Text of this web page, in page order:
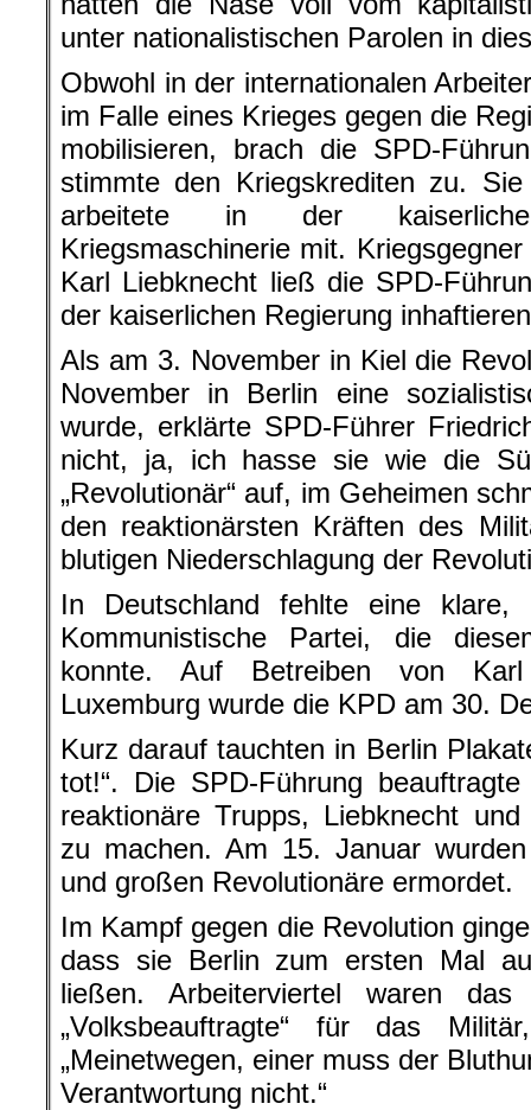
unter nationalistischen Parolen in
Obwohl in der internationalen
im Falle eines Krieges gegen die
mobilisieren, brach die SPD-
stimmte den Kriegskrediten zu.
arbeitete in der
Kriegsmaschinerie mit.
Karl Liebknecht ließ die SPD-
der kaiserlichen Regierung
Als am 3. November in Kiel die
November in Berlin eine
wurde, erklärte SPD-Führer
nicht, ja, ich hasse sie wie die
„Revolutionär“ auf, im Geheimen
den reaktionärsten Kräften des
blutigen Niederschlagung der
In Deutschland fehlte eine klare,
Kommunistische Partei, die
konnte. Auf Betreiben von
Luxemburg wurde die KPD am 30.
Kurz darauf tauchten in Berlin
tot!“. Die SPD-Führung
reaktionäre Trupps, Liebknecht und
zu machen. Am 15. Januar
und großen Revolutionäre ermordet.
Im Kampf gegen die Revolution
dass sie Berlin zum ersten Mal
ließen. Arbeiterviertel waren
„Volksbeauftragte“ für das
„Meinetwegen, einer muss der
Verantwortung nicht.“